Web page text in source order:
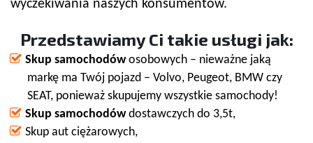
wyczekiwania naszych konsumentów.
Przedstawiamy Ci takie usługi jak:
Skup samochodówosobowych – nieważne jaką
markę ma Twój pojazd – Volvo, Peugeot, BMW czy
SEAT, ponieważ skupujemy wszystkie samochody!
Skup samochodówdostawczych do 3,5t,
Skup aut ciężarowych,